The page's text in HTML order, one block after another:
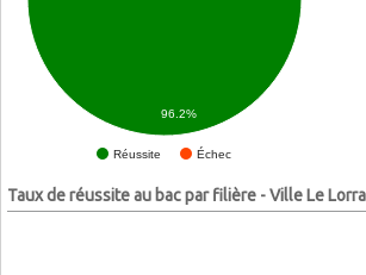
Réussite Échec
96.2%
Taux de réussite au bac par filière - Ville Le